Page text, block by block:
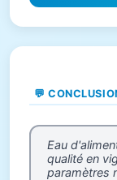
💬
Eau
qualité en
paramètres